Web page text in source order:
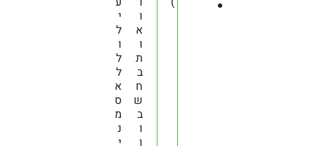
ו
א
ו
ת
ב
ח
ש
ב
ו
ן
י
ל
ו
ל
ל
א
ס
מ
נ
י